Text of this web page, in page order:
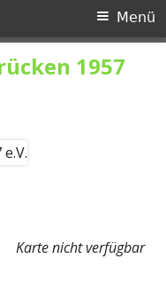
1957
Menü
Karte nicht verfügbar